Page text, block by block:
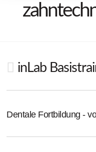
inLab
Dentale Fortbildung -